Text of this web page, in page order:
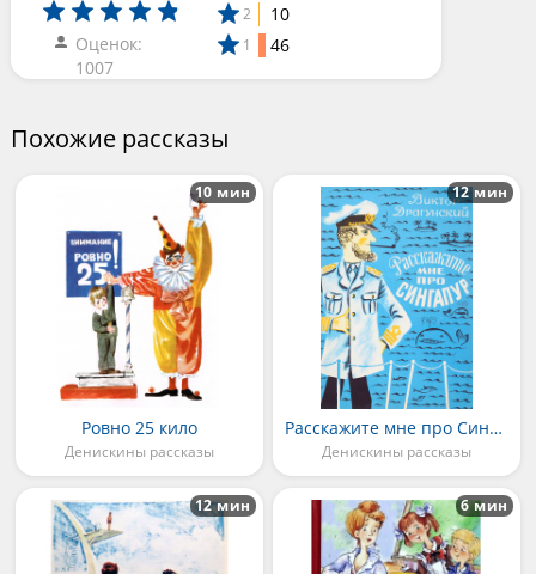
Оценок:
1007
2 10
1 46
Похожие рассказы
Ровно 25 кило
Денискины рассказы
10 мин
Расскажите мне про Сингапур
Денискины рассказы
12 мин
12 мин 6 мин